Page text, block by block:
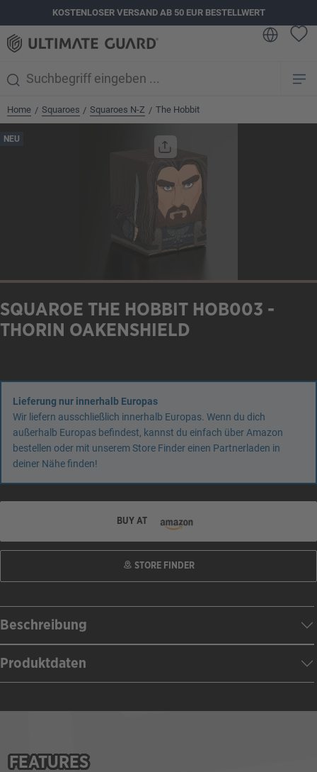
springenKOSTENLOSER VERSAND AB 50 EUR BESTELLWERT
Home / Squaroes / Squaroes N-Z / The Hobbit
NEU
SQUAROE THE HOBBIT HOB003 -
THORIN OAKENSHIELD
Lieferung nur innerhalb Europas
Wir liefern ausschließlich innerhalb Europas. Wenn du dich
außerhalb Europas befindest, kannst du einfach über Amazon
bestellen oder mit unserem Store Finder einen Partnerladen in
deiner Nähe finden!
BUY AT
STORE FINDER
Beschreibung
Produktdaten
FEATURES